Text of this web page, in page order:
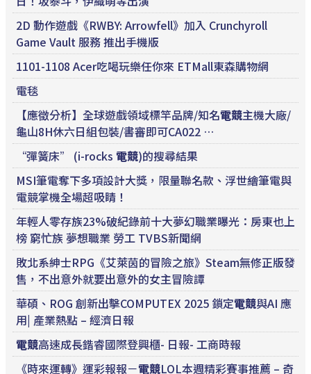
2D 動作遊戲《RWBY: Arrowfell》加入 Crunchyroll
Game Vault 服務 推出手機版
1101-1108 Acer吃喝玩樂任你來 ETMall東森購物網
電毯
【應徵分析】全球遊戲領域標竿品牌/知名電競主機大廠/
龜山8H休六日組包裝/書審即可CA022 …
“彈簧床” (i-rocks 電競)的搜尋結果
MSI筆電奪下多項設計大獎，限量聯名款、浮世繪筆電與
電競掌機全場超吸睛！
年輕人零存族23%破紀錄前十大夢幻職業曝光：房東也上
榜 窮忙族 夢想職業 勞工 TVBS新聞網
敗北系紳士RPG《艾萊茵的冒險之旅》Steam無修正版發
售，不出意外就要出意外的女主冒險譚
華碩、ROG 創新出擊COMPUTEX 2025 鎖定電競與AI 應
用| 產業熱點 – 經濟日報
電競高速成長鍇睿國際登興櫃- 日報- 工商時報
《時來運轉》運彩報報－電競LOL本週精彩賽事推薦 – 奇